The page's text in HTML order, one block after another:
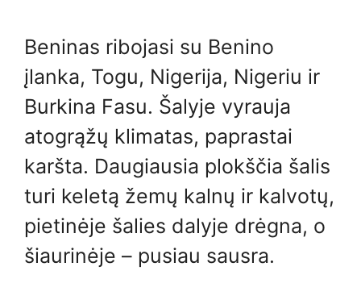
Beninas ribojasi su Benino
įlanka, Togu, Nigerija, Nigeriu ir
Burkina Fasu. Šalyje vyrauja
atogrąžų klimatas, paprastai
karšta. Daugiausia plokščia šalis
turi keletą žemų kalnų ir kalvotų,
pietinėje šalies dalyje drėgna, o
šiaurinėje – pusiau sausra.